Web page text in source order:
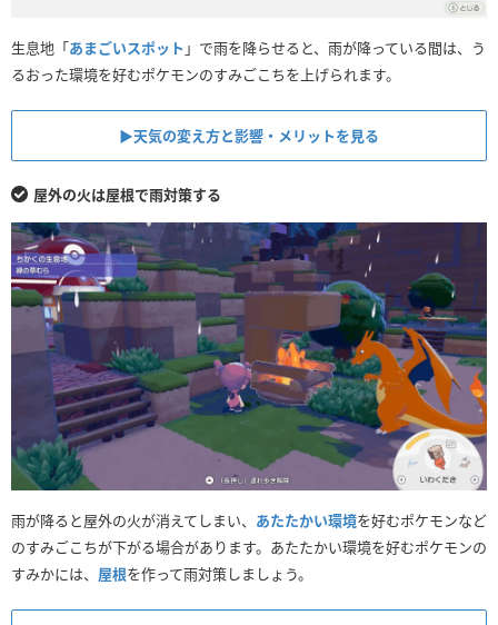
生息地「あまごいスポット 」で雨を降らせると、雨が降っている間は、う
るおった環境を好むポケモンのすみごこちを上げられます。
▶︎天気の変え方と影響・メリットを見る
屋外の火は屋根で雨対策する
雨が降ると屋外の火が消えてしまい、 あたたかい環境を好むポケモンなど
のすみごこちが下がる場合があります。あたたかい環境を好むポケモンの
すみかには、 屋根を作って雨対策しましょう。